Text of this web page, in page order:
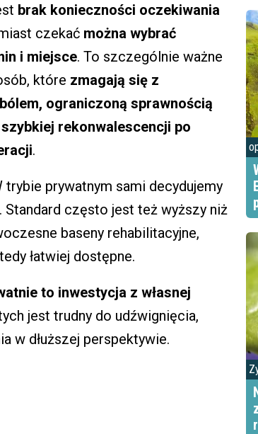
brak konieczności oczekiwania
czekać można wybrać
i miejsce. To szczególnie ważne
które zmagają się z
ograniczoną sprawnością
rekonwalescencji po
.
trybie prywatnym sami decydujemy
często jest też wyższy niż
baseny rehabilitacyjne,
łatwiej dostępne.
to inwestycja z własnej
jest trudny do udźwignięcia,
w dłuższej perspektywie.